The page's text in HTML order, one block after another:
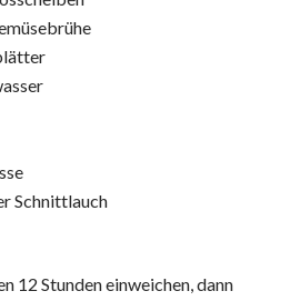
Schnittlauch
12 Stunden einweichen, dann